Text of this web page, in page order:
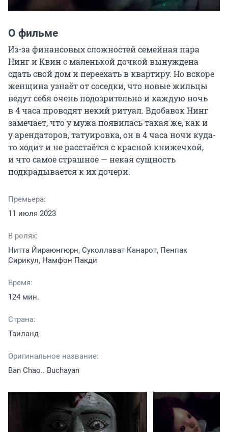
О фильме
Из-за финансовых сложностей семейная пара
Нинг и Квин с маленькой дочкой вынуждена
сдать свой дом и переехать в квартиру. Но вскоре
женщина узнаёт от соседки, что новые жильцы
ведут себя очень подозрительно и каждую ночь
в 4 часа проводят некий ритуал. Вдобавок Нинг
замечает, что у мужа появилась такая же, как и
у арендаторов, татуировка, он в 4 часа ночи куда-
то ходит и не расстаётся с красной книжечкой,
и что самое страшное — некая сущность
подкрадывается к их дочери.
Премьера:
11 июля 2023
В ролях:
Нитта Йираюнгюрн, Суколлават Канарот, Пенпак
Сирикул, Намфон Пакди
Время:
124 мин.
Страна:
Таиланд
Оригинальное название:
Ban Chao.. Buchayan